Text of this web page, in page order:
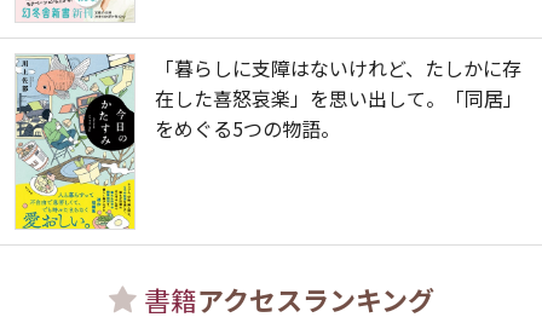
「暮らしに支障はないけれど、たしかに存
在した喜怒哀楽」を思い出して。「同居」
をめぐる5つの物語。
書籍アクセスランキング